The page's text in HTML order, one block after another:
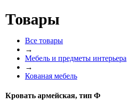
Товары
Все товары
→
Мебель и предметы интерьера
→
Кованая мебель
Кровать армейская, тип Ф